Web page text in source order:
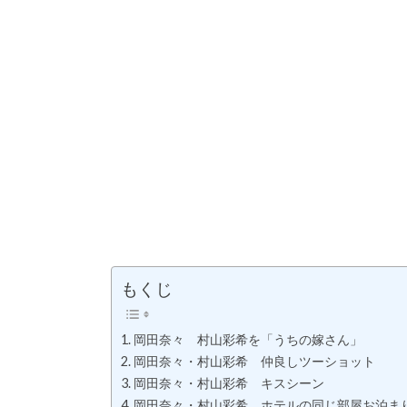
もくじ
岡田奈々 村山彩希を「うちの嫁さん」
岡田奈々・村山彩希 仲良しツーショット
岡田奈々・村山彩希 キスシーン